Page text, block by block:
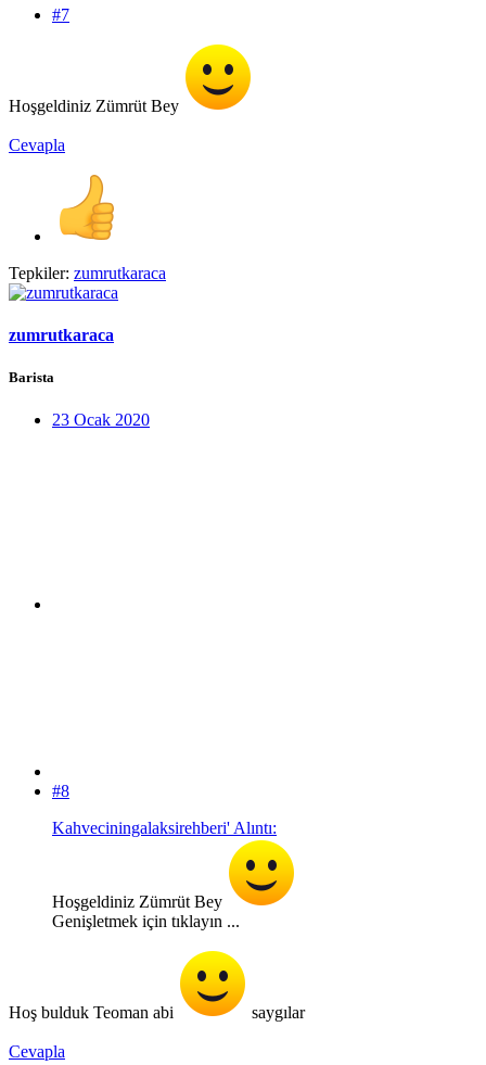
#7
Hoşgeldiniz Zümrüt Bey
Cevapla
Tepkiler: zumrutkaraca
zumrutkaraca
Barista
23 Ocak 2020
#8
Kahveciningalaksirehberi' Alıntı:
Hoşgeldiniz Zümrüt Bey
Genişletmek için tıklayın ...
Hoş bulduk Teoman abi saygılar
Cevapla